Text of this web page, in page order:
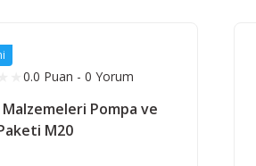
0.0 Puan - 0 Yorum
Pompa ve
M20